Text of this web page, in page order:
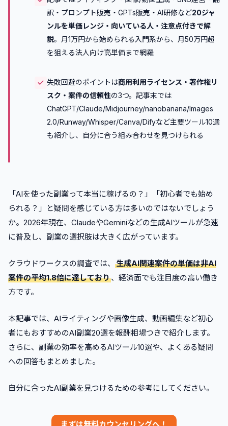
訳・プロンプト販売・GPTs販売・AI研修など20ジャ
ンルを単価レンジ・向いている人・注意点付きで解
説。月1万円から始められる入門系から、月50万円超
を狙える法人向け高単価まで網羅
失敗回避のポイントは商用利用ライセンス・著作権リ
スク・案件の信頼性の3つ。記事末では
ChatGPT/Claude/Midjourney/nanobanana/Images
2.0/Runway/Whisper/Canva/Difyなど主要ツール10選
も紹介し、自分に合う組み合わせを見つけられる
「AIを使った副業って本当に稼げるの？」「初心者でも始め
られる？」と疑問を感じている方は多いのではないでしょう
か。2026年現在、ClaudeやGeminiなどの生成AIツールが急速
に普及し、副業の選択肢は大きく広がっています。
クラウドワークスの調査では、
生成AI関連案件の単価は非AI
案件の平均1.8倍に達しており、経済面でも注目度の高い働き
方です。
本記事では、AIライティングや画像生成、動画編集など初心
者にもおすすめのAI副業20選を報酬相場つきで紹介します。
さらに、副業の効率を高めるAIツール10選や、よくある疑問
への回答もまとめました。
自分に合ったAI副業を見つけるための参考にしてください。